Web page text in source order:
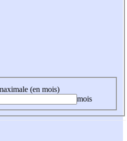
(en mois)
mois